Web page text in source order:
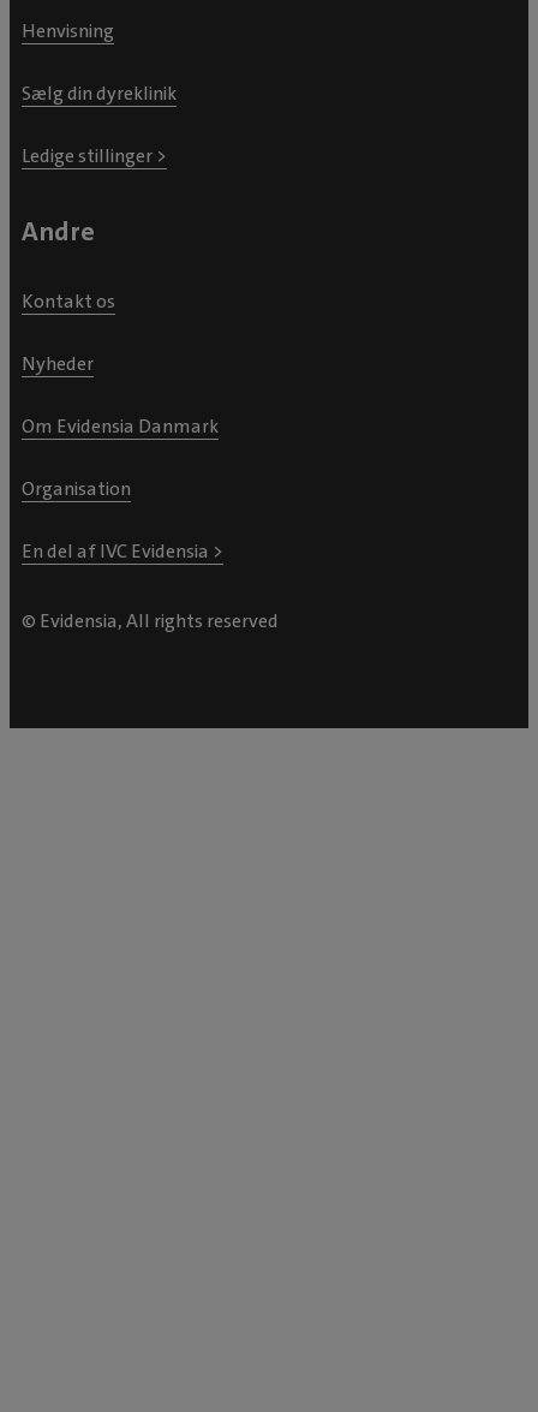
Henvisning
Sælg din dyreklinik
Ledige stillinger >
Andre
Kontakt os
Nyheder
Om Evidensia Danmark
Organisation
En del af IVC Evidensia >
© Evidensia, All rights reserved